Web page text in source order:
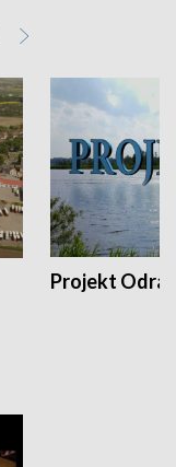
Projekt Odra